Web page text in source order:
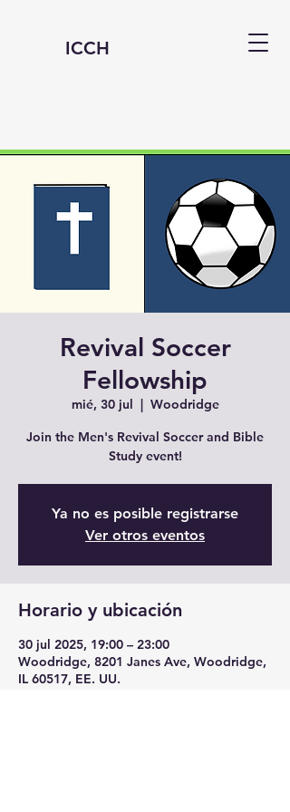
ICCH
Revival Soccer
Fellowship
mié, 30 jul
  |
Woodridge
Join the Men's Revival Soccer and Bible
Study event!
Ya no es posible registrarse
Ver otros eventos
Horario y ubicación
30 jul 2025, 19:00 – 23:00
Woodridge, 8201 Janes Ave, Woodridge,
IL 60517, EE. UU.